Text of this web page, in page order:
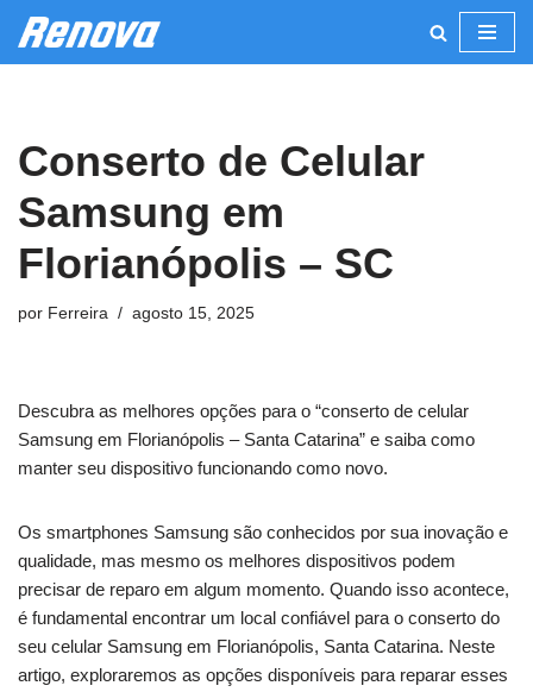
Pular
conteúdo
Conserto de Celular
Samsung em
Florianópolis – SC
por Ferreira agosto 15, 2025
Descubra as melhores opções para o “conserto de celular
Samsung em Florianópolis – Santa Catarina” e saiba como
manter seu dispositivo funcionando como novo.
Os smartphones Samsung são conhecidos por sua inovação e
qualidade, mas mesmo os melhores dispositivos podem
precisar de reparo em algum momento. Quando isso acontece,
é fundamental encontrar um local confiável para o conserto do
seu celular Samsung em Florianópolis, Santa Catarina. Neste
artigo, exploraremos as opções disponíveis para reparar esses